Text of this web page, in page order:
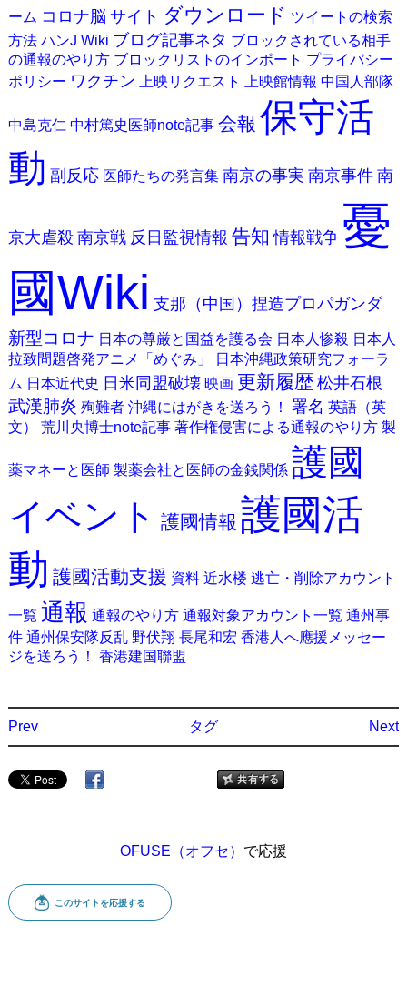
ーム コロナ脳 サイト ダウンロード ツイートの検索
方法 ハンJ Wiki ブログ記事ネタ ブロックされている相手
の通報のやり方 ブロックリストのインポート プライバシー
ポリシー ワクチン 上映リクエスト 上映館情報 中国人部隊
中島克仁 中村篤史医師note記事 会報 保守活
動 副反応 医師たちの発言集 南京の事実 南京事件 南
京大虐殺 南京戦 反日監視情報 告知 情報戦争 憂
國Wiki 支那（中国）捏造プロパガンダ
新型コロナ 日本の尊厳と国益を護る会 日本人惨殺 日本人
拉致問題啓発アニメ「めぐみ」
日本沖縄政策研究フォーラ
ム 日本近代史 日米同盟破壊 映画 更新履歴 松井石根
武漢肺炎 殉難者 沖縄にはがきを送ろう！ 署名 英語（英
文）
荒川央博士note記事 著作権侵害による通報のやり方 製
薬マネーと医師 製薬会社と医師の金銭関係 護國
イベント
護國情報 護國活
動 護國活動支援 資料 近水楼 逃亡・削除アカウント
一覧 通報 通報のやり方 通報対象アカウント一覧 通州事
件 通州保安隊反乱 野伏翔 長尾和宏 香港人へ應援メッセー
ジを送ろう！
香港建国聯盟
Prev Next
タグ
OFUSE（オフセ） で応援